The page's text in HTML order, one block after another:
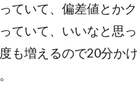
ていて、偏差値とか
ていて、いいなと思
も増えるので20分か